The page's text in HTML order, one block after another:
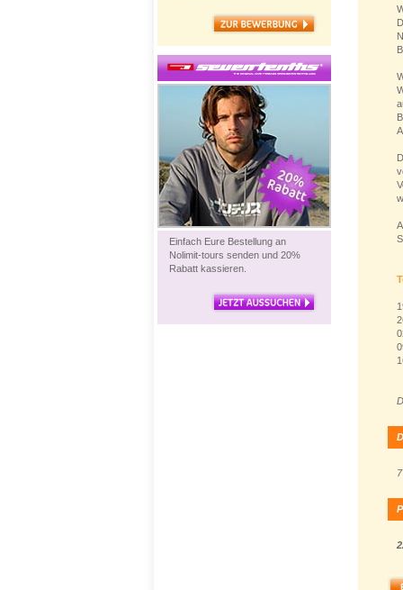
Einfach Eure Bestellung an
Nolimit-tours senden und 20%
Rabatt kassieren.